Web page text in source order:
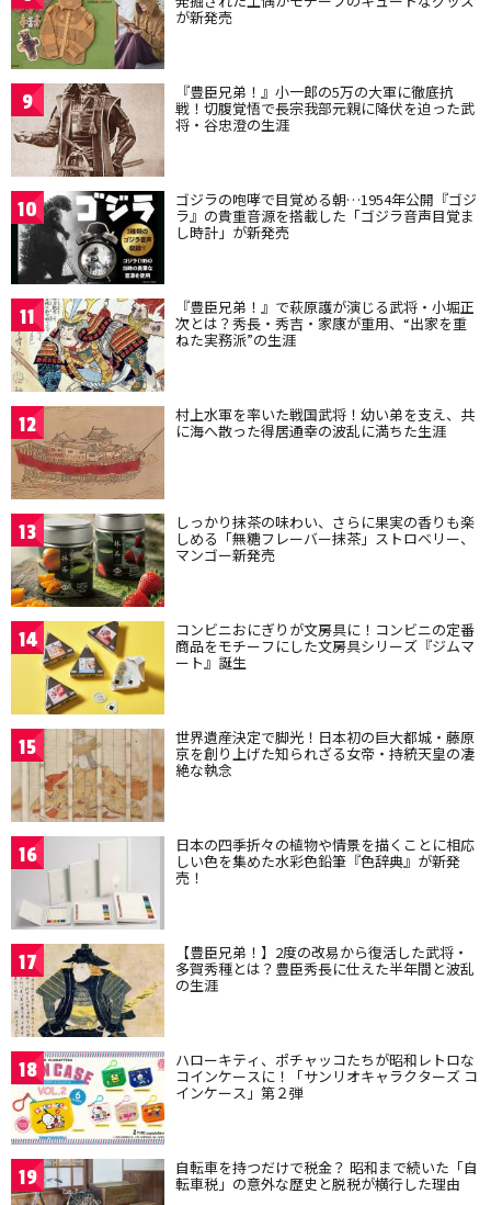
が新発売
9 『豊臣兄弟！』小一郎の5万の大軍に徹底抗
戦！切腹覚悟で長宗我部元親に降伏を迫った武
将・谷忠澄の生涯
10 ゴジラの咆哮で目覚める朝…1954年公開『ゴジ
ラ』の貴重音源を搭載した「ゴジラ音声目覚ま
し時計」が新発売
11 『豊臣兄弟！』で萩原護が演じる武将・小堀正
次とは？秀長・秀吉・家康が重用、“出家を重
ねた実務派”の生涯
12 村上水軍を率いた戦国武将！幼い弟を支え、共
に海へ散った得居通幸の波乱に満ちた生涯
13 しっかり抹茶の味わい、さらに果実の香りも楽
しめる「無糖フレーバー抹茶」ストロベリー、
マンゴー新発売
14 コンビニおにぎりが文房具に！コンビニの定番
商品をモチーフにした文房具シリーズ『ジムマ
ート』誕生
15 世界遺産決定で脚光！日本初の巨大都城・藤原
京を創り上げた知られざる女帝・持統天皇の凄
絶な執念
16 日本の四季折々の植物や情景を描くことに相応
しい色を集めた水彩色鉛筆『色辞典』が新発
売！
17 【豊臣兄弟！】2度の改易から復活した武将・
多賀秀種とは？豊臣秀長に仕えた半年間と波乱
の生涯
18 ハローキティ、ポチャッコたちが昭和レトロな
コインケースに！「サンリオキャラクターズ コ
インケース」第２弾
19 自転車を持つだけで税金？ 昭和まで続いた「自
転車税」の意外な歴史と脱税が横行した理由